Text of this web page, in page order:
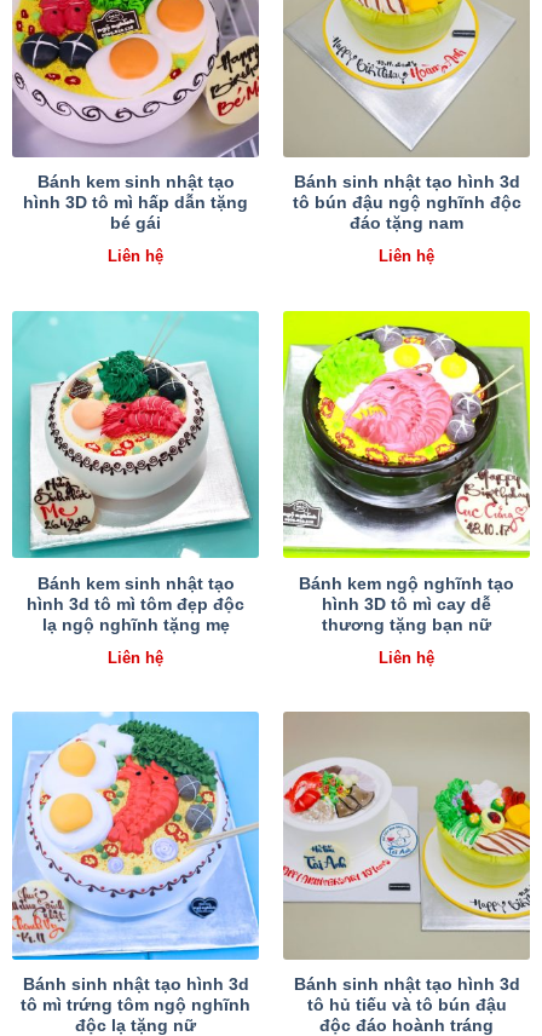
Bánh kem sinh nhật tạo
hình 3D tô mì hấp dẫn tặng
bé gái
Liên hệ
Bánh sinh nhật tạo hình 3d
tô bún đậu ngộ nghĩnh độc
đáo tặng nam
Liên hệ
Bánh kem sinh nhật tạo
hình 3d tô mì tôm đẹp độc
lạ ngộ nghĩnh tặng mẹ
Liên hệ
Bánh kem ngộ nghĩnh tạo
hình 3D tô mì cay dễ
thương tặng bạn nữ
Liên hệ
Bánh sinh nhật tạo hình 3d
tô mì trứng tôm ngộ nghĩnh
độc lạ tặng nữ
Bánh sinh nhật tạo hình 3d
tô hủ tiếu và tô bún đậu
độc đáo hoành tráng